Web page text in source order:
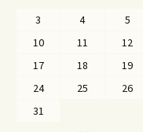
3
4 5
10
11 12
17
18 19
24
25 26
31